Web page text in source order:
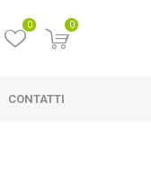
0 0
CONTATTI